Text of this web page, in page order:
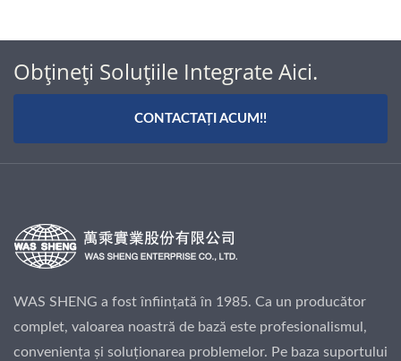
Obțineți Soluțiile Integrate Aici.
CONTACTAȚI ACUM!!
WAS SHENG a fost înființată în 1985. Ca un producător
complet, valoarea noastră de bază este profesionalismul,
conveniența și soluționarea problemelor. Pe baza suportului